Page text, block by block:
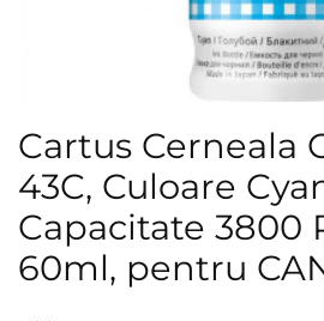
Cartus Cerneala
43C, Culoare
Capacitate 3800
60ml, pentru